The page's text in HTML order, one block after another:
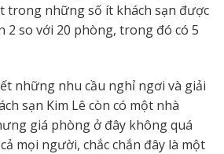
trong những số ít khách sạn được
2 so với 20 phòng, trong đó có 5
những nhu cầu nghỉ ngơi và giải
sạn Kim Lê còn có một nhà
giá phòng ở đây không quá
mọi người, chắc chắn đây là một